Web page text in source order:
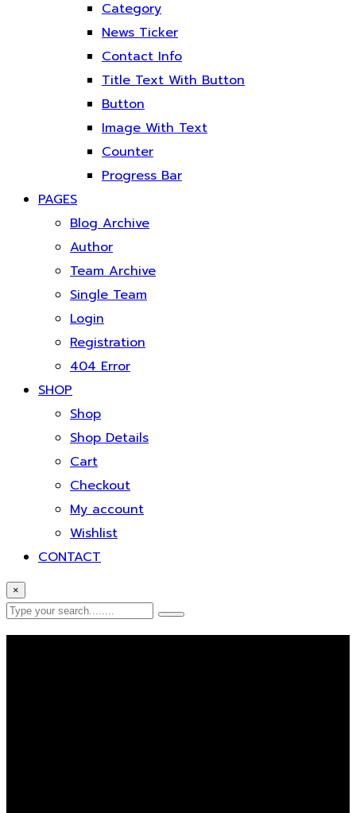
Category
News Ticker
Contact Info
Title Text With Button
Button
Image With Text
Counter
Progress Bar
PAGES
Blog Archive
Author
Team Archive
Single Team
Login
Registration
404 Error
SHOP
Shop
Shop Details
Cart
Checkout
My account
Wishlist
CONTACT
×